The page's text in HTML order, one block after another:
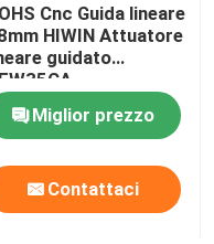
Cnc Guida lineare
HIWIN Attuatore
guidato
Miglior prezzo
Contattaci